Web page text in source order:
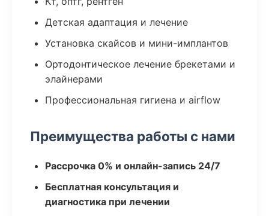
Детская адаптация и лечение
Установка скайсов и мини-имплантов
Ортодонтическое лечение брекетами и
элайнерами
Профессиональная гигиена и airflow
Преимущества работы с нами
Рассрочка 0% и онлайн-запись 24/7
Бесплатная консультация и
диагностика при лечении